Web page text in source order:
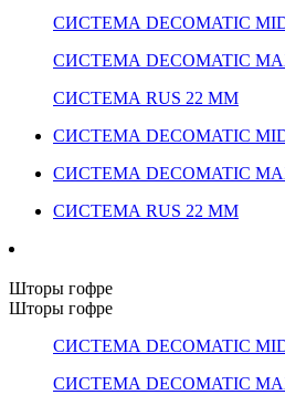
СИСТЕМА DECOMATIC
СИСТЕМА DECOMATIC
СИСТЕМА RUS 22 ММ
СИСТЕМА DECOMATIC
СИСТЕМА DECOMATIC
СИСТЕМА RUS 22 ММ
Шторы гофре
Шторы гофре
СИСТЕМА DECOMATIC
СИСТЕМА DECOMATIC